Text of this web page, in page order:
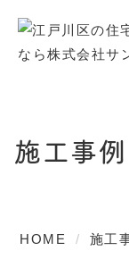
施工事例
HOME 施工